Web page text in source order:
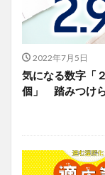
2022年7月5日
気になる数字「
個」 踏みつけ